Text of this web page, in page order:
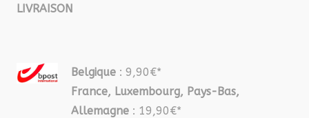
LIVRAISON
Belgique : 9,90€*
France, Luxembourg, Pays-Bas,
Allemagne : 19,90€*